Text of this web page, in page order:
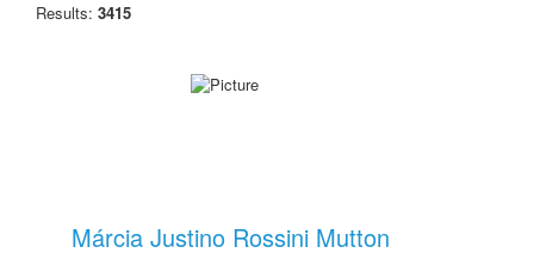
Results: 3415
Márcia Justino Rossini Mutton